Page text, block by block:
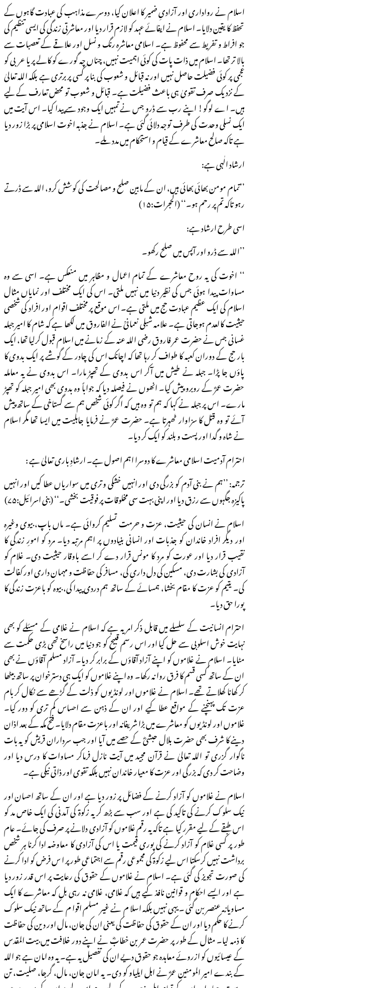
اسلام نے رواداری اور آزادیِ ضمیر کا اعلان کیا، دوسرے مذاہب کی عبادت گاہوں کے
تحفظ کا یقین دلایا۔ اسلام نے ایفائے عہد کو لازم قرار دیا اور معاشرتی زندگی کی ایسی تنظیم کی
جو افراط و تفریط سے محفوظ ہے۔ اسلامی معاشرہ رنگ و نسل اور علاقے کے تعصبات سے
بالا تر تھا۔ اسلام میں ذات پات کی کوئی اہمیت نہیں، چناں چہ گورے کو کالے پر یا عربی کو
عجمی پر کوئی فضیلت حاصل نہیں اور نہ قبائل و شعوب کی بنا پر کسی پر برتری ہے بلکہ اللہ تعالیٰ
کے نزدیک صرف تقویٰ ہی باعث فضیلت ہے۔ قبائل و شعوب تو محض تعارف کے لیے
ہیں۔ اے لوگو! اپنے رب سے ڈرو جس نے تمہیں ایک وجود سے پیدا کیا۔ اس آیت میں
ایک نسلی وحدت کی طرف توجہ دلائی گئی ہے۔ اسلام نے جذبہ اخوت اسلامی پر بڑا زور دیا
ہے تاکہ صالح معاشرے کے قیام و استحکام میں مدد ملے۔
ارشاد الٰہی ہے:
’’تمام مومن بھائی بھائی ہیں، ان کے مابین صلح و مصالحت کی کوشش کرو، اللہ سے ڈرتے
رہو تاکہ تم پر رحم ہو۔‘‘ (الحجرات:۱۵)
اسی طرح ارشاد ہے:
’’اللہ سے ڈرو اور آپس میں صلح رکھو۔
‘‘ اخوت کی یہ روح معاشرے کے تمام اعمال و مظاہر میں منعکس ہے۔ اسی سے وہ
مساوات پیدا ہوئی جس کی نظیر دنیا میں نہیں ملتی۔ اس کی ایک مختلف اور نمایاں مثال
اسلام کی ایک عظیم عبادت حج میں ملتی ہے۔ اس موقع پر مختلف اقوام اور افراد کی شخصی
حیثیت کالعدم ہوجاتی ہے۔ علامہ شبلی نعمانیؒ نے الفاروق میں لکھا ہے کہ شام کا امیر جبلہ
غسانی جس نے حضرت عمر فاروق رضی اللہ عنہ کے زمانے میں اسلام قبول کرلیا تھا، ایک
بار حج کے دوران کعبہ کا طواف کر رہا تھا کہ اچانک اس کی چادر کے گوشے پر ایک بدوی کا
پاؤں جا پڑا۔ جبلہ نے طیش میں آکر اس بدوی کے تھپڑ مارا۔ اس بدوی نے یہ معاملہ
حضرت عمرؓ کے روبرو پیش کیا۔ انھوں نے فیصلہ دیا کہ جواباً وہ بدوی بھی امیر جبلہ کو تھپڑ
مارے۔ اس پر جبلہ نے کہا کہ ہم تو وہ ہیں کہ اگر کوئی شخص ہم سے گستاخی کے ساتھ پیش
آئے تو وہ قتل کا سزاوار ٹھہرتا ہے۔ حضرت عمرؓ نے فرمایا جاہلیت میں ایسا تھا مگر اسلام
نے شاہ و گدا اور پست و بلند کو ایک کر دیا۔
احترام آدمیت اسلامی معاشرے کا دوسرا اہم اصول ہے۔ ارشادِ باری تعالیٰ ہے :
ترجمہ: ’’ہم نے بنی آدم کو بزرگی دی اور انہیں خشکی و تری میں سواریاں عطا کیں اور انہیں
پاکیزہ جگہوں سے رزق دیا اور اپنی بہت سی مخلوقات پر فوقیت بخشی۔‘‘ (بنی اسرائیل:۷۵)
اسلام نے انسان کی حیثیت، عزت و حرمت تسلیم کروائی ہے۔ ماں باپ، بیوی وغیرہ
اور دیگر افراد خاندان کو جذبات اور انسانی بنیادوں پر اہم مرتبہ دیا۔ مرد کو امورِ زندگی کا
نقیب قرار دیا اور عورت کو مرد کا مونس قرار دے کر اسے باوقار حیثیت دی۔ غلام کو
آزادی کی بشارت دی، مسکین کی دل داری کی، مسافر کی حفاظت و مہمان داری اور کفالت
کی۔ یتیم کو عزت کا مقام بخشا، ہمسائے کے ساتھ ہم دردی پیدا کی، بیوہ کو باعزت زندگی کا
پورا حق دیا۔
احترام انسانیت کے سلسلے میں قابل ذکر امر یہ ہے کہ اسلام نے غلامی کے مسئلے کو بھی
نہایت خوش اسلوبی سے حل کیا اور اس رسم قبیح کو جو دنیا میں راسخ تھی بڑی حکمت سے
مٹایا۔ اسلام نے غلاموں کو اپنے آزاد آقاؤں کے برابر کر دیا۔ آزاد مسلم آقاؤں نے بھی
ان کے ساتھ کسی قسم کا فرق روا نہ رکھا۔ وہ اپنے غلاموں کو ایک ہی دسترخوان پر ساتھ بیٹھا
کر کھانا کھلاتے تھے۔ اسلام نے غلاموں اور لونڈیوں کو ذلت کے گڑھے سے نکال کر بام
عزت تک پہنچنے کے مواقع عطا کیے اور ان کے ذہن سے احساس کم تری کو دور کیا۔
غلاموں اور لونڈیوں کو معاشرے میں بڑا شریفانہ اور باعزت مقام دلایا۔ فتح مکہ کے بعد اذان
دینے کا شرف بھی حضرت بلال حبشیؓ کے حصے میں آیا اور جب سرداران قریش کو یہ بات
ناگوار گزری تو اللہ تعالیٰ نے قرآن مجید میں آیت نازل فرماکر مساوات کا درس دیا اور
وضاحت کر دی کہ بزرگی اور عزت کا معیار خاندان نہیں بلکہ تقوی اور ذاتی نیکی ہے۔
اسلام نے غلاموں کو آزاد کرنے کے فضائل پر زور دیا ہے اور ان کے ساتھ احسان اور
نیک سلوک کرنے کی تاکید کی ہے اور سب سے بڑھ کر یہ زکوۃ کی آمدنی کی ایک خاص مد کو
اس طبقے کے لیے مقرر کیا ہے تاکہ یہ رقم غلاموں کو آزادی دلانے پر صرف کی جائے۔ عام
طور پر کسی غلام کو آزاد کرنے کی پوری قیمت یا اس کی آزادی کا معاوضہ ادا کرنا ہر شخص
برداشت نہیں کرسکتا اس لیے زکوۃ کی مجموعی رقم سے اجتماعی طور پر ا س فرض کو ادا کرنے
کی صورت تجویز کی گئی ہے۔ اسلام نے غلاموں کے حقوق کی رعایت پر اس قدر زور دیا
ہے اور ایسے احکام و قوانین نافذ کیے ہیں کہ غلامی، غلامی نہ رہی بل کہ معاشرے کا ایک
مساویانہ عنصر بن گئی۔ یہی نہیں بلکہ اسلام نے غیر مسلم اقوام کے ساتھ نیک سلوک
کرنے کا حکم دیا اور ان کے حقوق کی حفاظت کی یعنی ان کی جان، مال اور دین کی حفاظت
کا ذمہ لیا۔ مثال کے طور پر حضرت عمر بن خطابؓ نے اپنے دور خلافت میں بیت المقدس
کے عیسائیوں کو ازروئے معاہدہ جو حقوق دیے ان کی تفصیل یہ ہے۔ یہ وہ امان ہے جو اللہ
کے بندے امیر المومنین عمرؓ نے اہل ایلیاو کو دی۔ یہ امان جان، مال، گرجا، صلیت، تن